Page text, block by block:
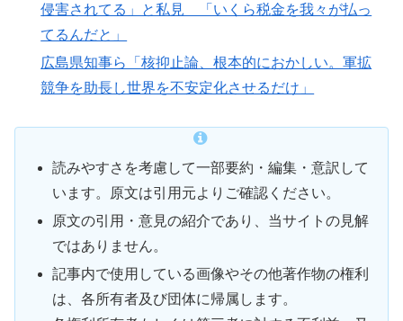
侵害されてる」と私見 「いくら税金を我々が払っ
てるんだと」
広島県知事ら「核抑止論、根本的におかしい。軍拡
競争を助長し世界を不安定化させるだけ」
読みやすさを考慮して一部要約・編集・意訳して
います。原文は引用元よりご確認ください。
原文の引用・意見の紹介であり、当サイトの見解
ではありません。
記事内で使用している画像やその他著作物の権利
は、各所有者及び団体に帰属します。